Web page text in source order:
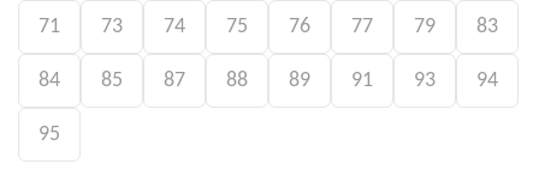
71 73 74 75 76 77 79 83
84 85 87 88 89 91 93 94
95